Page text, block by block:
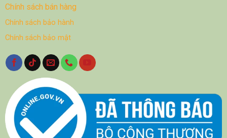
Chính sách bán hàng
Chính sách bảo hành
Chính sách bảo mật